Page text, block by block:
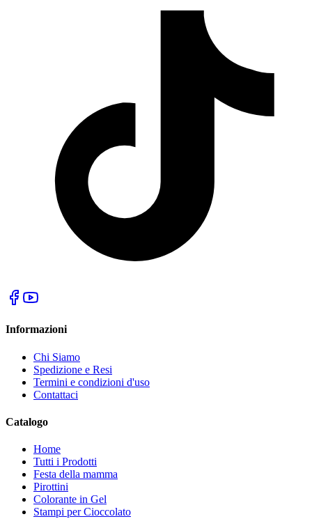
Informazioni
Chi Siamo
Spedizione e Resi
Termini e condizioni d'uso
Contattaci
Catalogo
Home
Tutti i Prodotti
Festa della mamma
Pirottini
Colorante in Gel
Stampi per Cioccolato